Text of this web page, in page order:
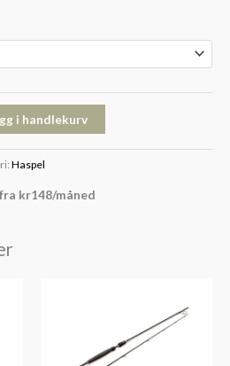
i handlekurv
Haspel
kr148/måned